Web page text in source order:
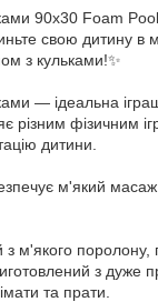
90x30 Foam
свою дитину в
з кульками!✨
— ідеальна
різним фізичним
дитини.
м'який масаж
з м'якого поролону,
з дуже
та прати.